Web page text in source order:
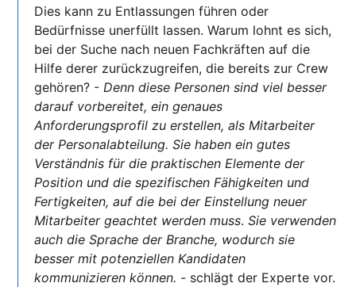
Dies kann zu Entlassungen führen oder
Bedürfnisse unerfüllt lassen. Warum lohnt es sich,
bei der Suche nach neuen Fachkräften auf die
Hilfe derer zurückzugreifen, die bereits zur Crew
gehören? -Denn diese Personen sind viel besser
darauf vorbereitet, ein genaues
Anforderungsprofil zu erstellen, als Mitarbeiter
der Personalabteilung. Sie haben ein gutes
Verständnis für die praktischen Elemente der
Position und die spezifischen Fähigkeiten und
Fertigkeiten, auf die bei der Einstellung neuer
Mitarbeiter geachtet werden muss.Sie verwenden
auch die Sprache der Branche, wodurch sie
besser mit potenziellen Kandidaten
kommunizieren können. - schlägt der Experte vor.